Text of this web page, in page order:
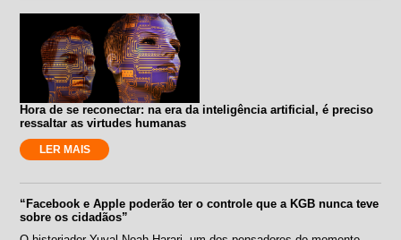
Hora de se reconectar: na era da inteligência artificial, é preciso
ressaltar as virtudes humanas
LER MAIS
“Facebook e Apple poderão ter o controle que a KGB nunca teve
sobre os cidadãos”